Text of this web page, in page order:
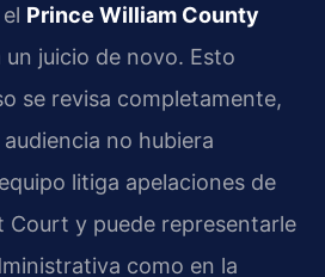
Prince William County
un juicio de novo. Esto
se revisa completamente,
no hubiera
litiga apelaciones de
Court y puede representarle
como en la